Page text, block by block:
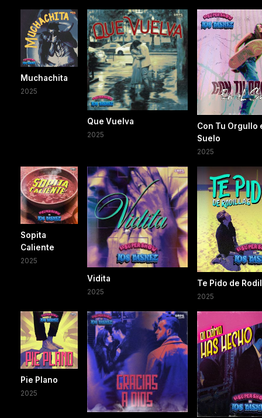
Muchachita
2025
Que Vuelva
2025
Con Tu Orgullo
Suelo
2025
Sopita
Caliente
2025
Vidita
2025
Te Pido de
2025
Pie Plano
2025